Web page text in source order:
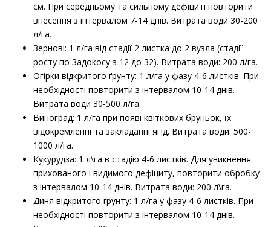
см. При середньому та сильному дефіциті повторити
внесення з інтервалом 7-14 днів. Витрата води 30-200
л/га.
Зернові: 1 л/га від стадії 2 листка до 2 вузла (стадії
росту по Задокосу з 12 до 32). Витрата води: 200 л/га.
Огірки відкритого ґрунту: 1 л/га у фазу 4-6 листків. При
необхідності повторити з інтервалом 10-14 днів.
Витрата води 30-500 л/га.
Виноград: 1 л/га при появі квіткових бруньок, їх
відокремленні та закладанні ягід. Витрата води: 500-
1000 л/га.
Кукурудза: 1 л\га в стадію 4-6 листків. Для уникнення
прихованого і видимого дефіциту, повторити обробку
з інтервалом 10-14 днів. Витрата води: 200 л\га.
Диня відкритого ґрунту: 1 л/га у фазу 4-6 листків. При
необхідності повторити з інтервалом 10-14 днів.